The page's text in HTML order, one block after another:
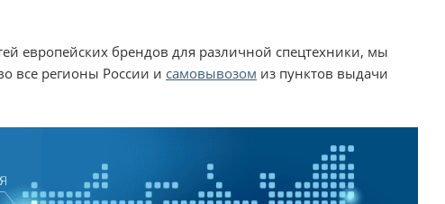
европейских брендов для различной спецтехники, мы
все регионы России и самовывозом из пунктов выдачи